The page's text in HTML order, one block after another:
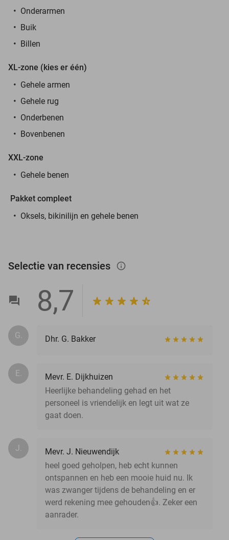
Onderarmen
Buik
Billen
XL-zone (kies er één)
Gehele armen
Gehele rug
Onderbenen
Bovenbenen
XXL-zone
Gehele benen
Pakket compleet
Oksels, bikinilijn en gehele benen
Selectie van recensies info_outlined
8,7
G. Dhr. G. Bakker
E.
Mevr. E. Dijkhuizen
Heerlijke behandeling gehad en het
personeel is vriendelijk en legt uit wat ze
gaat doen.
J.
Mevr. J. Nieuwendijk
heel goed geholpen, heb echt kunnen
ontspannen en heb een mooie huid nu. Ik
was zwanger tijdens de behandeling en er
werd rekening mee gehouden👍. Zeker een
aanrader.